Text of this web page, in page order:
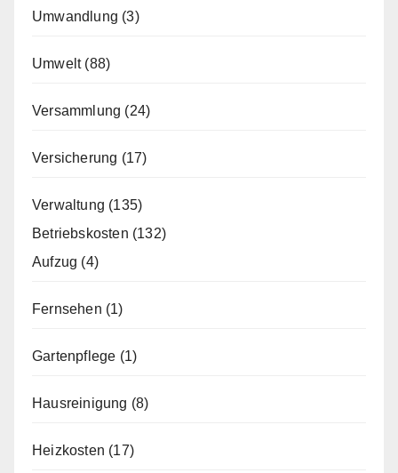
Umwandlung (3)
Umwelt(88)
Versammlung (24)
Versicherung (17)
Verwaltung (135)
Betriebskosten (132)
Aufzug (4)
Fernsehen (1)
Gartenpflege (1)
Hausreinigung (8)
Heizkosten (17)